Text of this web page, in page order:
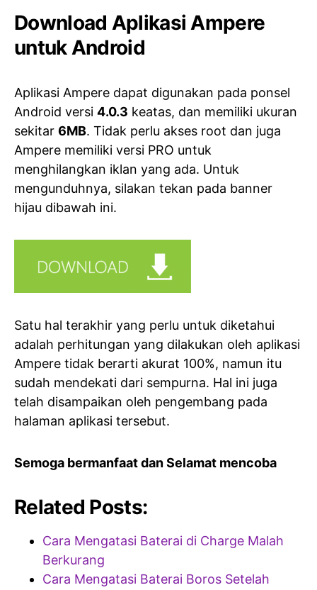
Download Aplikasi Ampere
untuk Android
Aplikasi Ampere dapat digunakan pada ponsel
Android versi 4.0.3 keatas, dan memiliki ukuran
sekitar 6MB. Tidak perlu akses root dan juga
Ampere memiliki versi PRO untuk
menghilangkan iklan yang ada. Untuk
mengunduhnya, silakan tekan pada banner
hijau dibawah ini.
Satu hal terakhir yang perlu untuk diketahui
adalah perhitungan yang dilakukan oleh aplikasi
Ampere tidak berarti akurat 100%, namun itu
sudah mendekati dari sempurna. Hal ini juga
telah disampaikan oleh pengembang pada
halaman aplikasi tersebut.
Semoga bermanfaat dan Selamat mencoba
Related Posts:
Cara Mengatasi Baterai di Charge Malah
Berkurang
Cara Mengatasi Baterai Boros Setelah